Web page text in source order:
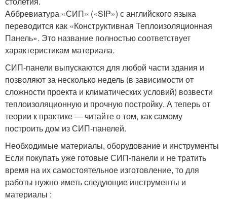
Аббревиатура «СИП» («SIP») с английского языка
переводится как «Конструктивная Теплоизоляционная
Панель». Это название полностью соответствует
характеристикам материала.
СИП-панели выпускаются для любой части здания и
позволяют за несколько недель (в зависимости от
сложности проекта и климатических условий) возвести
теплоизоляционную и прочную постройку. А теперь от
теории к практике — читайте о том, как самому
построить дом из СИП-панелей.
Необходимые материалы, оборудование и инструменты
Если покупать уже готовые СИП-панели и не тратить
время на их самостоятельное изготовление, то для
работы нужно иметь следующие инструменты и
материалы :